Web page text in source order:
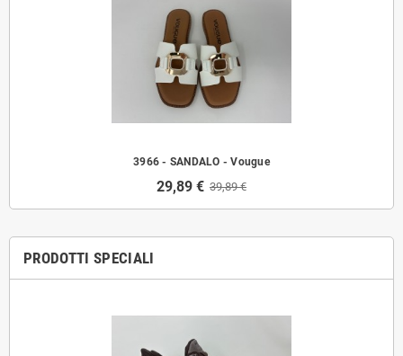
3966 - SANDALO - Vougue
29,89 € 39,89 €
PRODOTTI SPECIALI